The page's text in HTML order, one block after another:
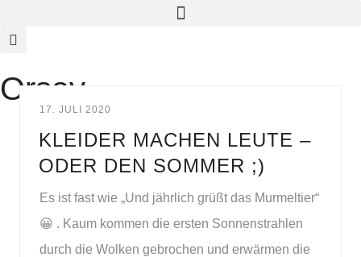
Orsay
17. JULI 2020
KLEIDER MACHEN LEUTE –
ODER DEN SOMMER ;)
Es ist fast wie „Und jährlich grüßt das Murmeltier“
😀 . Kaum kommen die ersten Sonnenstrahlen
durch die Wolken gebrochen und erwärmen die